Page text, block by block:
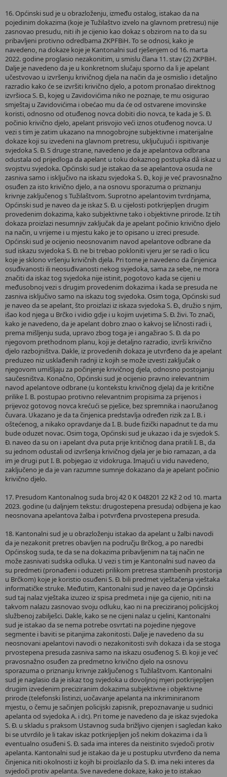
16. Općinski sud je u obrazloženju, između ostalog, istakao da na
pojedinim dokazima (koje je Tužilaštvo izvelo na glavnom pretresu) nije
zasnovao presudu, niti ih je cijenio kao dokaz s obzirom na to da su
pribavljeni protivno odredbama ZKPFBiH. To se odnosi, kako je
navedeno, na dokaze koje je Kantonalni sud rješenjem od 16. marta
2022. godine proglasio nezakonitim, u smislu člana 11. stav (2) ZKPBiH.
Dalje je navedeno da je u konkretnom slučaju sporno da li je apelant
učestvovao u izvršenju krivičnog djela na način da je osmislio i detaljno
razradio kako će se izvršiti krivično djelo, a potom pronašao direktnog
izvršioca S. Đ., kojeg u Zavidovićima niko ne poznaje, te mu osigurao
smještaj u Zavidovićima i obećao mu da će od ostvarene imovinske
koristi, odnosno od otuđenog novca dobiti dio novca, te kada je S. Đ.
počinio krivično djelo, apelant prisvojio veći iznos otuđenog novca. U
vezi s tim je zatim ukazano na mnogobrojne subjektivne i materijalne
dokaze koji su izvedeni na glavnom pretresu, uključujući i ispitivanje
svjedoka S. Đ. S druge strane, navedeno je da je apelantova odbrana
odustala od prijedloga da apelant u toku dokaznog postupka dâ iskaz u
svojstvu svjedoka. Općinski sud je istakao da se apelantova osuda ne
zasniva samo i isključivo na iskazu svjedoka S. Đ., koji je već pravosnažno
osuđen za isto krivično djelo, a na osnovu sporazuma o priznanju
krivnje zaključenog s Tužilaštvom. Suprotno apelantovim tvrdnjama,
Općinski sud je naveo da je iskaz S. Đ. u cijelosti potkrijepljen drugim
provedenim dokazima, kako subjektivne tako i objektivne prirode. Iz tih
dokaza proizlazi nesumnjiv zaključak da je apelant počinio krivično djelo
na način, u vrijeme i u mjestu kako je to opisano u izreci presude.
Općinski sud je ocijenio neosnovanim navod apelantove odbrane da
sud iskazu svjedoka S. Đ. ne bi trebao pokloniti vjeru jer se radi o licu
koje je sklono vršenju krivičnih djela. Pri tome je navedeno da činjenica
osuđivanosti ili neosuđivanosti nekog svjedoka, sama za sebe, ne mora
značiti da iskaz tog svjedoka nije istinit, pogotovo kada se cijeni u
međusobnoj vezi s drugim provedenim dokazima i kada se presuda ne
zasniva isključivo samo na iskazu tog svjedoka. Osim toga, Općinski sud
je naveo da se apelant, što proizlazi iz iskaza svjedoka S. Đ., družio s njim,
išao kod njega u Brčko i vidio gdje i u kojim uvjetima S. Đ. živi. To znači,
kako je navedeno, da je apelant dobro znao o kakvoj se ličnosti radi i,
prema mišljenju suda, upravo zbog toga je i angažirao S. Đ. da po
njegovom prethodnom planu, koji je detaljno razradio, izvrši krivično
djelo razbojništva. Dakle, iz provedenih dokaza je utvrđeno da je apelant
preduzeo niz usklađenih radnji iz kojih se može izvesti zaključak o
njegovom umišljaju za počinjenje krivičnog djela, odnosno postojanju
saučesništva. Konačno, Općinski sud je ocijenio pravno irelevantnim
navod apelantove odbrane (u kontekstu krivičnog djela) da je kritične
prilike I. B. postupao protivno relevantnim propisima za prijenos i
prijevoz gotovog novca krećući se pješice, bez spremnika i naoružanog
čuvara. Ukazano je da ta činjenica predstavlja određen rizik za I. B. i
oštećenog, a nikako opravdanje da I. B. bude fizički napadnut te da mu
bude oduzet novac. Osim toga, Općinski sud je ukazao i da je svjedok S.
Đ. naveo da su on i apelant dva puta prije kritičnog dana pratili I. B., da
su jednom odustali od izvršenja krivičnog djela jer je bio ramazan, a da
im je drugi put I. B. pobjegao iz vidokruga. Imajući u vidu navedeno,
zaključeno je da je van razumne sumnje dokazano da je apelant počinio
krivično djelo.
17. Presudom Kantonalnog suda broj 42 0 K 048201 22 Kž 2 od 10. marta
2023. godine (u daljnjem tekstu: drugostepena presuda) odbijena je kao
neosnovana apelantova žalba i potvrđena prvostepena presuda.
18. Kantonalni sud je u obrazloženju istakao da apelant u žalbi navodi
da je nezakonit pretres obavljen na području Brčkog, a po naredbi
Općinskog suda, te da se na dokazima pribavljenim na taj način ne
može zasnivati sudska odluka. U vezi s tim je Kantonalni sud naveo da
su predmeti (pronađeni i oduzeti prilikom pretresa stambenih prostorija
u Brčkom) koje je koristio osuđeni S. Đ. bili predmet vještačenja vještaka
informatičke struke. Međutim, Kantonalni sud je naveo da je Općinski
sud taj nalaz vještaka izuzeo iz spisa predmeta i nije ga cijenio, niti na
takvom nalazu zasnovao svoju odluku, kao ni na preciziranoj policijskoj
službenoj zabilješci. Dakle, kako se ne cijeni nalaz u cjelini, Kantonalni
sud je istakao da se nema potrebe osvrtati na pojedine njegove
segmente i baviti se pitanjima zakonitosti. Dalje je navedeno da su
neosnovani apelantovi navodi o nezakonitosti svih dokaza i da se stoga
prvostepena presuda zasniva samo na iskazu osuđenog S. Đ. koji je već
pravosnažno osuđen za predmetno krivično djelo na osnovu
sporazuma o priznanju krivnje zaključenog s Tužilaštvom. Kantonalni
sud je naglasio da je iskaz tog svjedoka u dovoljnoj mjeri potkrijepljen
drugim izvedenim preciziranim dokazima subjektivne i objektivne
prirode (telefonski listinzi, uočavanje apelanta na inkriminiranom
mjestu, o čemu je sačinjen policijski zapisnik, prepoznavanje u sudnici
apelanta od svjedoka A. i dr.). Pri tome je navedeno da je iskaz svjedoka
S. Đ. u skladu s praksom Ustavnog suda brižljivo cijenjen i sagledan kako
bi se utvrdilo je li takav iskaz potkrijepljen još nekim dokazima i da li
eventualno osuđeni S. Đ. sada ima interes da neistinito svjedoči protiv
apelanta. Kantonalni sud je istakao da je u postupku utvrđeno da nema
činjenica niti okolnosti iz kojih bi proizlazilo da S. Đ. ima neki interes da
svjedoči protiv apelanta. Sve navedene dokaze, kako je to istakao